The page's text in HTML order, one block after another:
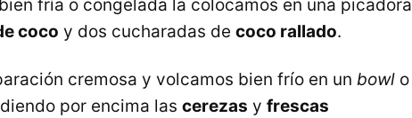
fría o congelada la colocamos en una picadora
coco y dos cucharadas de coco rallado.
cremosa y volcamos bien frío en un bowl o
por encima las cerezas y frescas